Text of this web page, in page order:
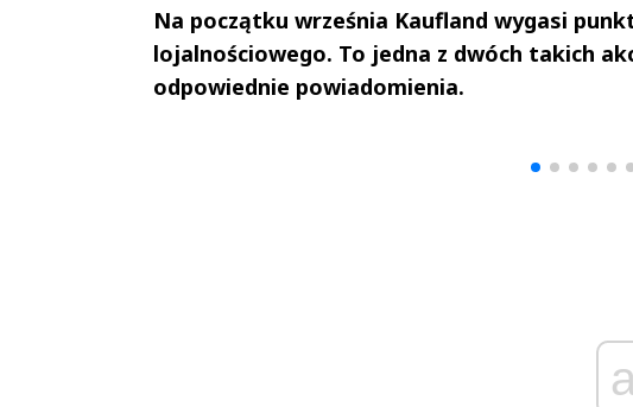
Na początku września Kaufland wygasi
lojalnościowego. To jedna z dwóch takich
odpowiednie powiadomienia.
Andrzej i Marta
Marta i Andrzej